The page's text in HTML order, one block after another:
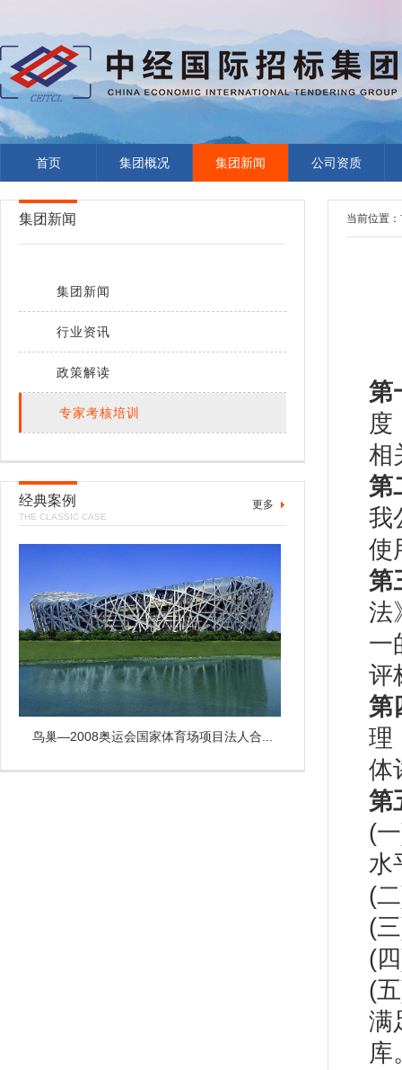
首页 集团概况 集团新闻 公司资质
集团新闻
集团新闻
行业资讯
政策解读
专家考核培训
经典案例
THE CLASSIC CASE
更多
鸟巢—2008奥运会国家体育场项目法人合...
当前位置：
第
度
相
第
我
使
第
法
一
评
第
理
体
第
(
水
(
(
(
(
满
库